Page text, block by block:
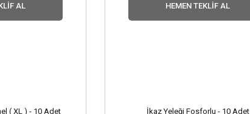
AL
( XL ) - 10 Adet
HEMEN TEKLIF AL
İkaz Yeleği Fosforlu - 10 Adet